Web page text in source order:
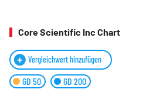
Core Scientific Inc Chart
Vergleichwert hinzufügen
GD 50 GD 200